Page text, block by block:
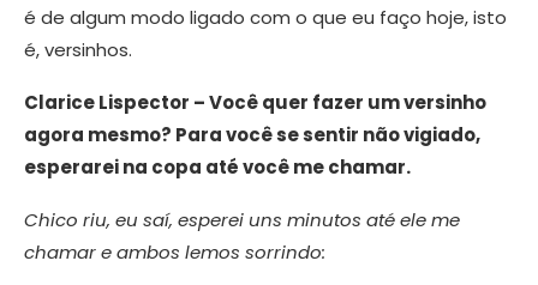
é de algum modo ligado com o que eu faço hoje, isto
é, versinhos.
Clarice Lispector – Você quer fazer um versinho
agora mesmo? Para você se sentir não vigiado,
esperarei na copa até você me chamar.
Chico riu, eu saí, esperei uns minutos até ele me
chamar e ambos lemos sorrindo: